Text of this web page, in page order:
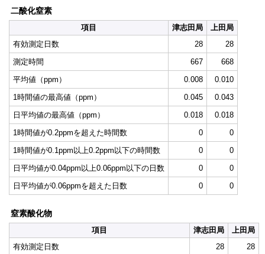
二酸化窒素
項目
津志田局
上田局
有効測定日数
28
28
測定時間
667
668
平均値（ppm）
0.008
0.010
1時間値の最高値（ppm）
0.045
0.043
日平均値の最高値（ppm）
0.018
0.018
1時間値が0.2ppmを超えた時間数
0
0
1時間値が0.1ppm以上0.2ppm以下の時間数
0
0
日平均値が0.04ppm以上0.06ppm以下の日数
0
0
日平均値が0.06ppmを超えた日数
0 0
窒素酸化物
項目
津志田局
上田局
有効測定日数
28
28